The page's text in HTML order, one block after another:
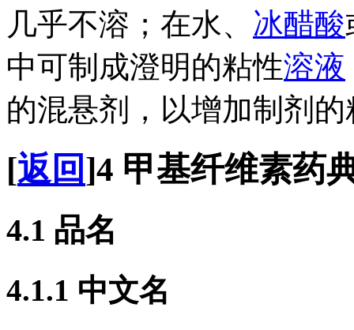
几乎不溶；在水、 冰醋酸
中可制成澄明的粘性溶液
的混悬剂，以增加制剂
[返回]4 甲基纤维素药
4.1 品名
4.1.1 中文名